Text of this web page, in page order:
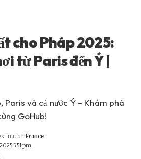
cho Pháp 2025:
từ Paris đến Ý |
Paris và cả nước Ý – Khám phá
GoHub!
5:51 pm
France